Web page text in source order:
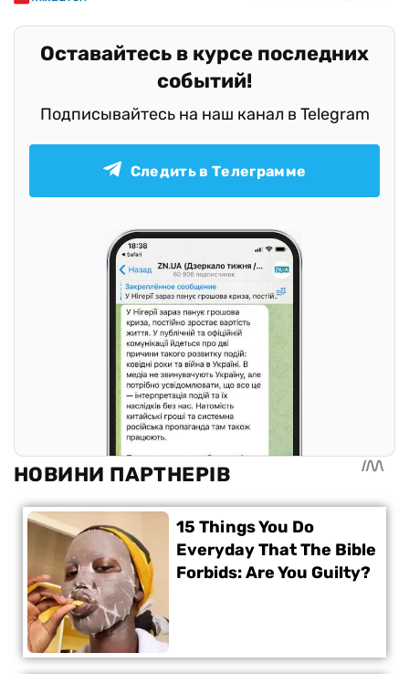
Оставайтесь в курсе последних
событий!
Подписывайтесь на наш канал в Telegram
Следить в Телеграмме